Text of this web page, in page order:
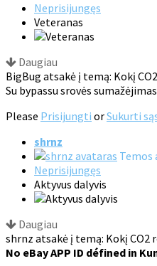
Neprisijungęs
Veteranas
Daugiau
BigBug atsakė į temą: Kokį
Su bypassu srovės
Please Prisijungti orSukurti
shrnz
Temos
Neprisijungęs
Aktyvus dalyvis
Daugiau
shrnz atsakė į temą: Kokį
No eBay APP ID défined in